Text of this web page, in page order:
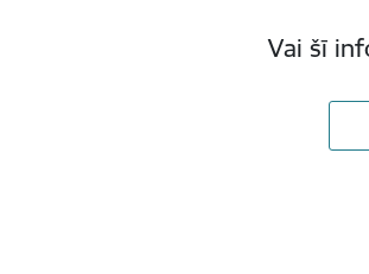
Vai šī